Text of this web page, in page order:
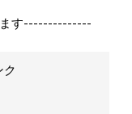
す--------------
ク